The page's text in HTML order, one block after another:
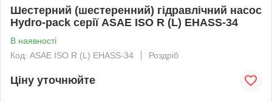
Шестерний (шестеренний) гідравлічний насос
Hydro-pack серії ASAE ISO R (L) EHASS-34
В наявності
Код: ASAE ISO R (L) EHASS-34
Роздріб
Ціну уточнюйте